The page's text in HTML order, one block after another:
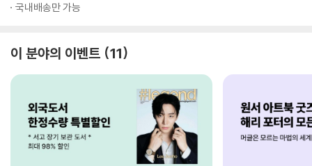
국내배송만 가능
이 분야의 이벤트 11